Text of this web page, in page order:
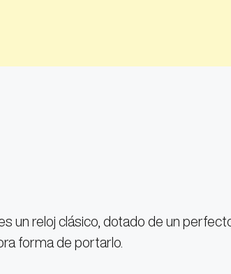
un reloj clásico, dotado de un
forma de portarlo.